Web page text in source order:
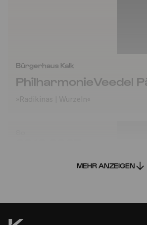
Bürgerhaus Kalk
PhilharmonieVeedel
»Radikinas | Wurzeln«
MEHR ANZEIGEN